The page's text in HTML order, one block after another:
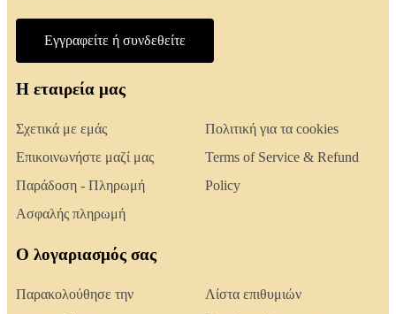
Εγγραφείτε ή συνδεθείτε
Η εταιρεία μας
Σχετικά με εμάς
Επικοινωνήστε μαζί μας
Παράδοση - Πληρωμή
Ασφαλής πληρωμή
Πολιτική για τα cookies
Terms of Service & Refund
Policy
Ο λογαριασμός σας
Παρακολούθησε την
Λίστα επιθυμιών